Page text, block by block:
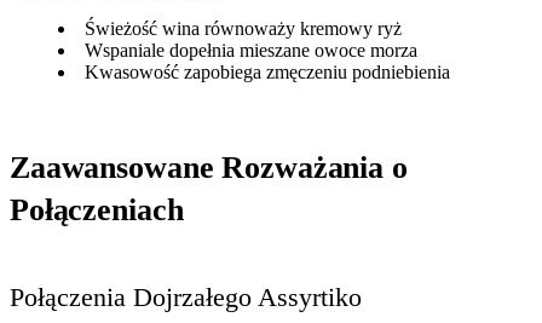
Świeżość wina równoważy kremowy ryż
Wspaniale dopełnia mieszane owoce morza
Kwasowość zapobiega zmęczeniu podniebienia
Zaawansowane Rozważania o
Połączeniach
Połączenia Dojrzałego Assyrtiko